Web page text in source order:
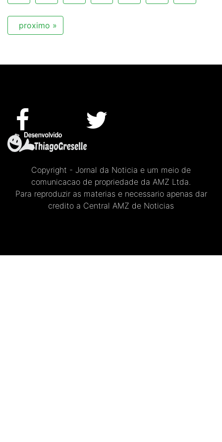
proximo »
Copyright - Jornal da Noticia e um meio de
comunicacao de propriedade da AMZ Ltda.
Para reproduzir as materias e necessario apenas dar
credito a Central AMZ de Noticias